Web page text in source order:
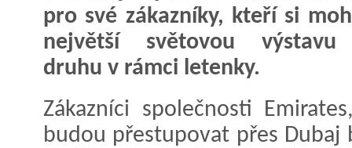
pro své zákazníky, kteří si
největší světovou výstavu
druhu v rámci letenky.
Zákazníci společnosti
budou přestupovat přes Dubaj